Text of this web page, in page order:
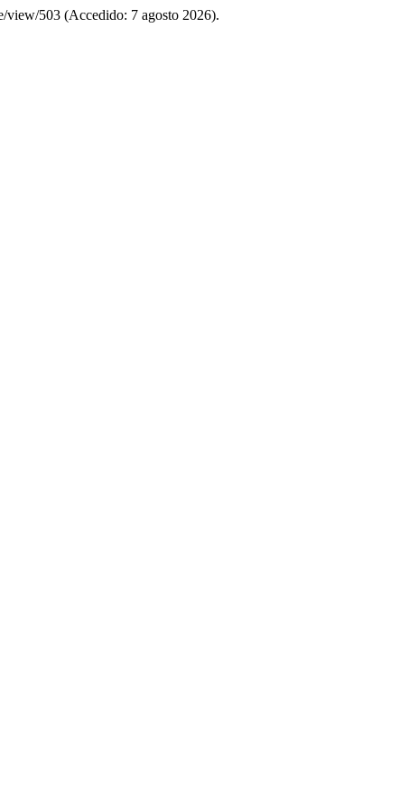
view/503 (Accedido: 7 agosto 2026).